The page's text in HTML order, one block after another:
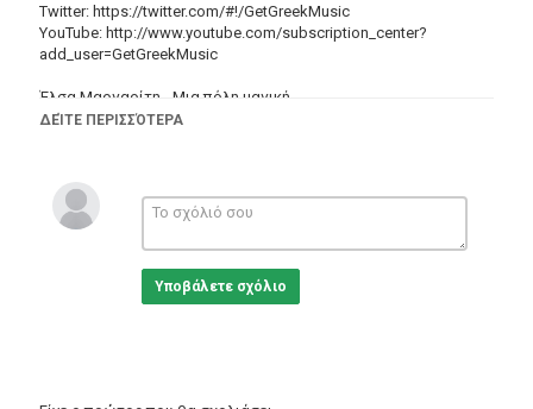
Twitter: https://twitter.com/#!/GetGreekMusic
YouTube: http://www.youtube.com/subscription_center?
add_user=GetGreekMusic
Έλσα Μαργαρίτη - Μια πόλη μαγική
Δίσκος: O Γιάννης Πετρίδης & ο Κώστας Ζούγρης
Κατηγορίες
Greek Music
ΔΕΊΤΕ ΠΕΡΙΣΣΌΤΕΡΑ
Υποβάλετε σχόλιο